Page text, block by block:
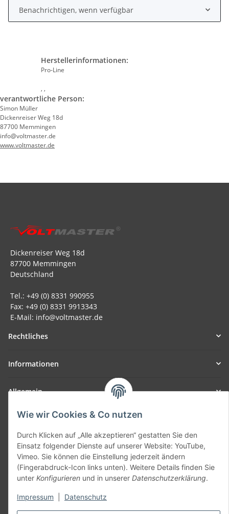
Wie wir Cookies & Co nutzen
Durch Klicken auf „Alle akzeptieren“ gestatten Sie den
Einsatz folgender Dienste auf unserer Website: YouTube,
Vimeo. Sie können die Einstellung jederzeit ändern
(Fingerabdruck-Icon links unten). Weitere Details finden Sie
unter Konfigurieren und in unserer Datenschutzerklärung.
Impressum Datenschutz
Benachrichtigen, wenn verfügbar
Herstellerinformationen:
Pro-Line
, ,
verantwortliche Person:
Simon Müller
Dickenreiser Weg 18d
87700 Memmingen
info@voltmaster.de
www.voltmaster.de
Dickenreiser Weg 18d
87700 Memmingen
Deutschland
Tel.: +49 (0) 8331 990955
Fax: +49 (0) 8331 9913343
E-Mail: info@voltmaster.de
Rechtliches
Informationen
Allgemein
Teil unseres Netzwerks:
Vertrag widerrufen